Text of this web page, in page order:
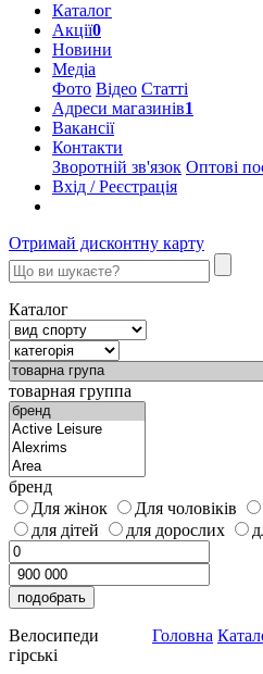
Каталог
Акції0
Новини
Медіа
Фото Відео Статті
Адреси магазинів1
Вакансії
Контакти
Зворотній зв'язок Оптові
Вхід / Реєстрація
Отримай дисконтну карту
Каталог
товарная группа
бренд
Для жінок
Для чоловіків
для дітей
для дорослих
Велосипеди
гірські
Головна